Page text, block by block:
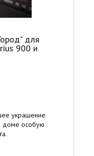
для
900 и
украшение
доме особую